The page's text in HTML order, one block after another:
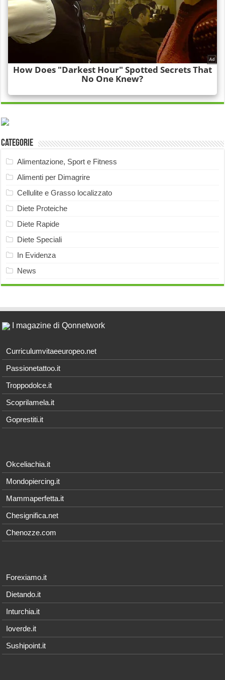
Categorie
Alimentazione, Sport e Fitness
Alimenti per Dimagrire
Cellulite e Grasso localizzato
Diete Proteiche
Diete Rapide
Diete Speciali
In Evidenza
News
I magazine di Qonnetwork
Curriculumvitaeeuropeo.net
Passionetattoo.it
Troppodolce.it
Scoprilamela.it
Goprestiti.it
Okceliachia.it
Mondopiercing.it
Mammaperfetta.it
Chesignifica.net
Chenozze.com
Forexiamo.it
Dietando.it
Inturchia.it
Ioverde.it
Sushipoint.it